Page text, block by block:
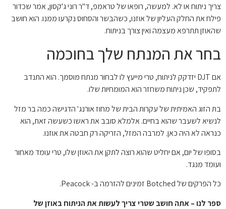
צריך ניתוח או לא. למעשה, רופאו של טראמפ, ד"ר רוני ג'קסון, אמר שכדור
פילח את החלק העליון של אוזנו, כשהבשר והסחוס נקרעו ממנו. הוא חושב
שהאוזן תתרפא מעצמה ואין צורך בניתוח.
בחר את המנתח שלך בחוכמה
אם DJT יזדקק לניתוח, טרי מייעץ לו לבחור מנתח מוסמך. הוא התנדב
לתפקיד, שכן ניתוח משחזר הוא המומחיות שלו.
בת הזוג האמיתית של עקרות הבית של מחוז אורנג' הדגישה כמה בר מזל
לנשיא לשעבר שהוא בחיים. אלמלא סובב את ראשו כשעשה זאת, הוא
כנראה לא היה כאן. למרבה המזל, הזריקה רק חבטה את אוזנו.
בסופו של יום, אם יחליט שהוא רוצה לתקן את האוזן שלו, טרי עומד מאחור
ועומד מנגד.
כל הפרקים של Botched זמינים להזרמה ב- Peacock.
ספר לנו – אתה חושב שטרי צריך לעשות את הניתוח באוזן של